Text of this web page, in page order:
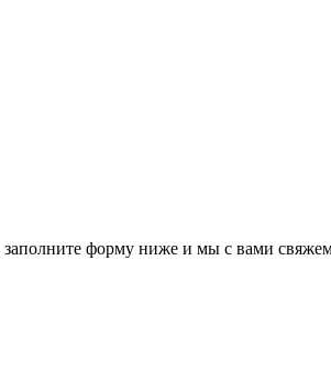
форму ниже и мы с вами